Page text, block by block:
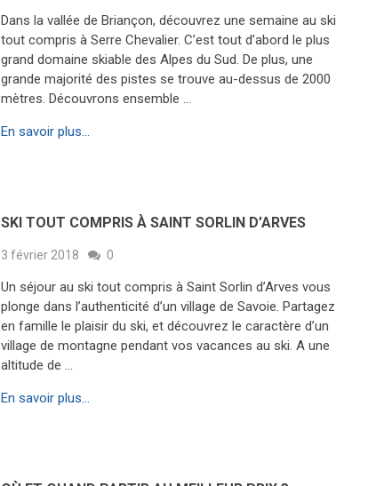
Dans la vallée de Briançon, découvrez une semaine au ski
tout compris à Serre Chevalier. C’est tout d’abord le plus
grand domaine skiable des Alpes du Sud. De plus, une
grande majorité des pistes se trouve au-dessus de 2000
mètres. Découvrons ensemble …
En savoir plus...
SKI TOUT COMPRIS À SAINT SORLIN D’ARVES
3 février 2018 0
Un séjour au ski tout compris à Saint Sorlin d’Arves vous
plonge dans l’authenticité d’un village de Savoie. Partagez
en famille le plaisir du ski, et découvrez le caractère d’un
village de montagne pendant vos vacances au ski. A une
altitude de …
En savoir plus...